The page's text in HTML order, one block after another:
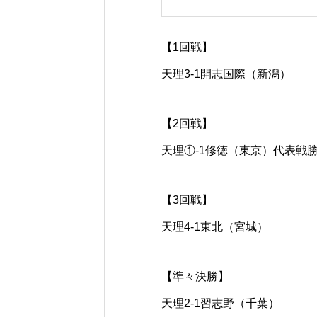
【1回戦】
天理3-1開志国際（新潟）
【2回戦】
天理①-1修徳（東京）代表戦
【3回戦】
天理4-1東北（宮城）
【準々決勝】
天理2-1習志野（千葉）